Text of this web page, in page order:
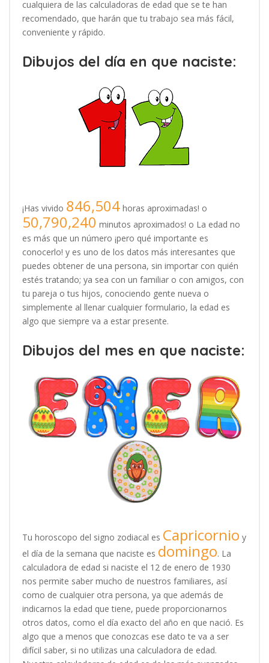
cualquiera de las calculadoras de edad que se te han
recomendado, que harán que tu trabajo sea más fácil,
conveniente y rápido.
Dibujos del día en que naciste:
¡Has vivido 846,504 horas aproximadas! o
50,790,240 minutos aproximados! o La edad no
es más que un número ¡pero qué importante es
conocerlo! y es uno de los datos más interesantes que
puedes obtener de una persona, sin importar con quién
estés tratando; ya sea con un familiar o con amigos, con
tu pareja o tus hijos, conociendo gente nueva o
simplemente al llenar cualquier formulario, la edad es
algo que siempre va a estar presente.
Dibujos del mes en que naciste:
Tu horoscopo del signo zodiacal es Capricornio y
el día de la semana que naciste es domingo. La
calculadora de edad si naciste el 12 de enero de 1930
nos permite saber mucho de nuestros familiares, así
como de cualquier otra persona, ya que además de
indicarnos la edad que tiene, puede proporcionarnos
otros datos, como el día exacto del año en que nació. Es
algo que a menos que conozcas ese dato te va a ser
difícil saber, si no utilizas una calculadora de edad.